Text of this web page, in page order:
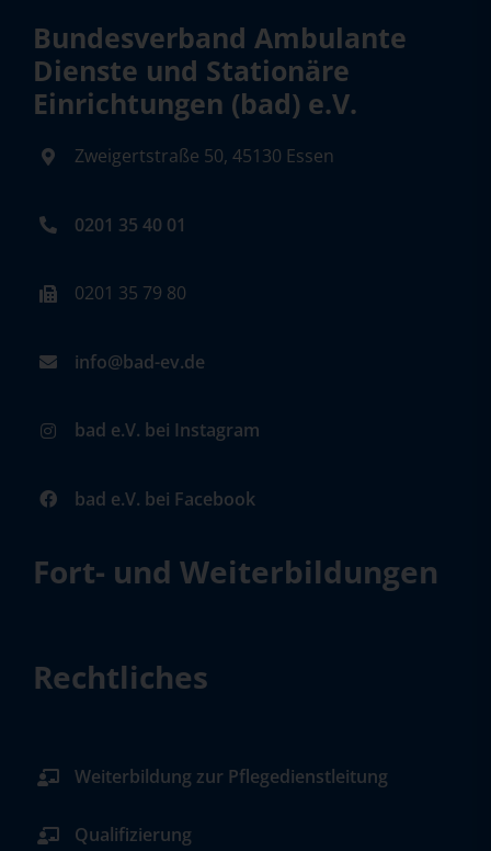
Bundesverband Ambulante
Dienste und Stationäre
Einrichtungen (bad) e.V.
Zweigertstraße 50, 45130 Essen
0201 35 40 01
0201 35 79 80
info@bad-ev.de
bad e.V. bei Instagram
bad e.V. bei Facebook
Fort- und Weiterbildungen
Rechtliches
Weiterbildung zur Pflegedienstleitung
Qualifizierung